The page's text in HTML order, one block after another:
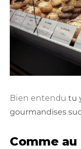
Bien entendu tu
gourmandises
Comme